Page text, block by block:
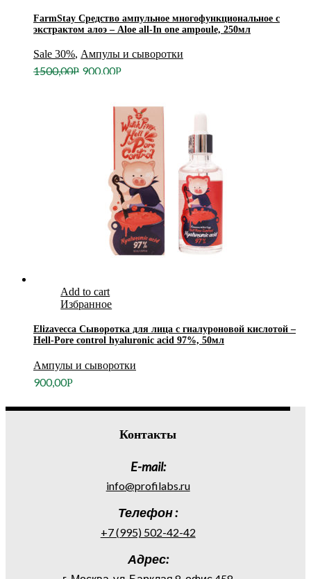
FarmStay Средство ампульное многофункциональное с
экстрактом алоэ – Aloe all-In one ampoule, 250мл
Sale 30%, Ампулы и сыворотки
1500,00Р 900,00Р
Add to cart
Избранное
Elizavecca Сыворотка для лица с гиалуроновой кислотой –
Hell-Pore control hyaluronic acid 97%, 50мл
Ампулы и сыворотки
900,00Р
Контакты
E-mail:
info@profilabs.ru
Телефон :
+7 (995) 502-42-42
Адрес: